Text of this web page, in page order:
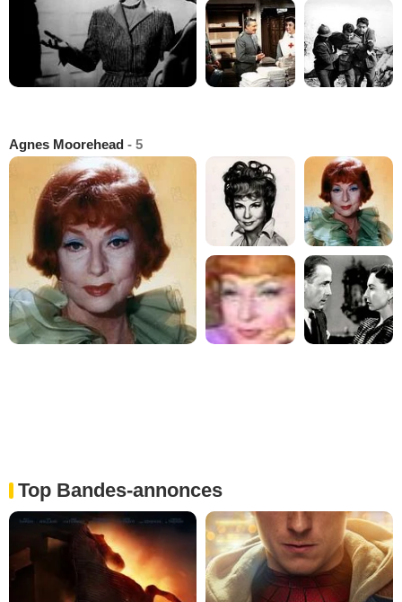
Agnes Moorehead - 5
Top Bandes-annonces